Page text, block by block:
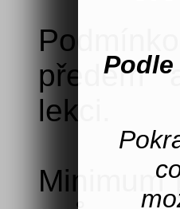
předem
lekci.